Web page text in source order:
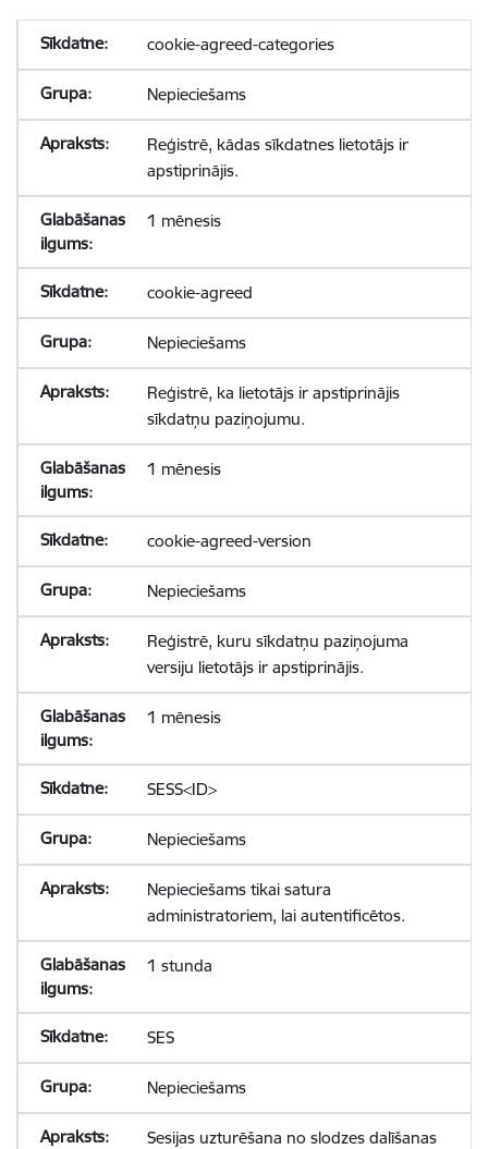
cookie-agreed-categories
Nepieciešams
Reģistrē, kādas sīkdatnes lietotājs ir
apstiprinājis.
1 mēnesis
cookie-agreed
Nepieciešams
Reģistrē, ka lietotājs ir apstiprinājis
sīkdatņu paziņojumu.
1 mēnesis
cookie-agreed-version
Nepieciešams
Reģistrē, kuru sīkdatņu paziņojuma
versiju lietotājs ir apstiprinājis.
1 mēnesis
SESS<ID>
Nepieciešams
Nepieciešams tikai satura
administratoriem, lai autentificētos.
1 stunda
SES
Nepieciešams
Sesijas uzturēšana no slodzes dalīšanas